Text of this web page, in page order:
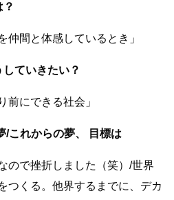
仲間と体感しているとき」
ていきたい？
前にできる社会」
/これからの夢、 目標は
ので挫折しました（笑）/世界
つくる。他界するまでに、デカ